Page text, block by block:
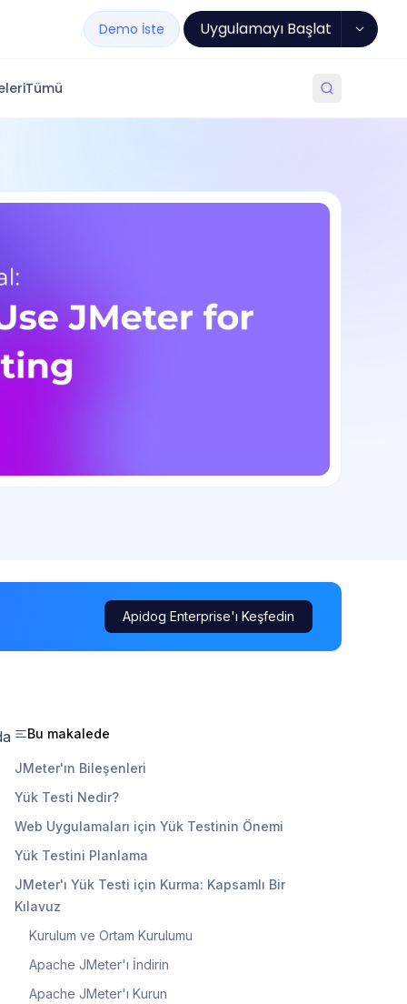
Demo İste Uygulamayı Başlat
Tümü
Apidog Enterprise'ı Keşfedin
Bu makalede
JMeter'ın Bileşenleri
Yük Testi Nedir?
Web Uygulamaları için Yük Testinin Önemi
Yük Testini Planlama
JMeter'ı Yük Testi için Kurma: Kapsamlı Bir
Kılavuz
Kurulum ve Ortam Kurulumu
Apache JMeter'ı İndirin
Apache JMeter'ı Kurun